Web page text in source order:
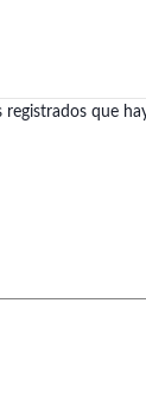
registrados que